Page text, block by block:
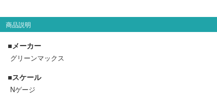
セール品・キャンペーン
セール商品
商品説明
■メーカー
グリーンマックス
■スケール
Nゲージ